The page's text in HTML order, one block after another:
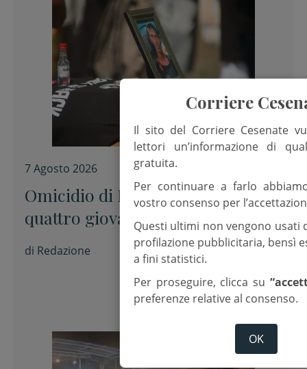
7 Agosto 2026
Omicidio di Pinarella, fermati
quattro giovani per la morte di
Nicola Musiani
di Redazione
Corriere
Il sito del Corriere Cesenate
lettori un’informazione di
gratuita.
Per continuare a farlo
vostro consenso per
Questi ultimi non vengono usati
profilazione pubblicitaria, bensì
a fini statistici.
Per proseguire, clicca su
preferenze relative al consenso.
OK